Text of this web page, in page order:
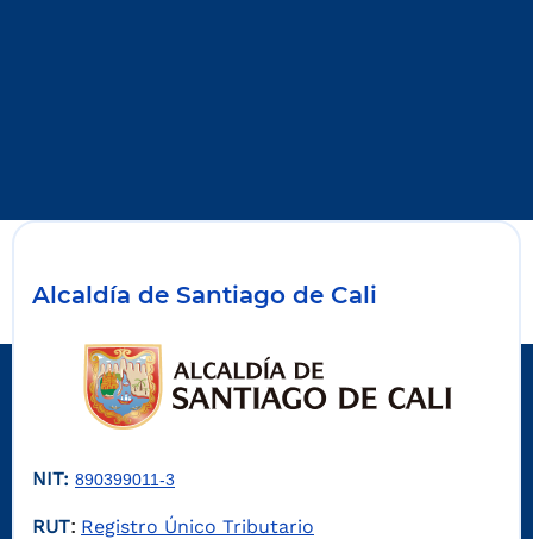
Alcaldía de Santiago de Cali
NIT: 890399011-3
RUT: Registro Único Tributario